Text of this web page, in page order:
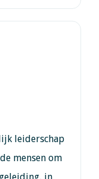
leiderschap
mensen om